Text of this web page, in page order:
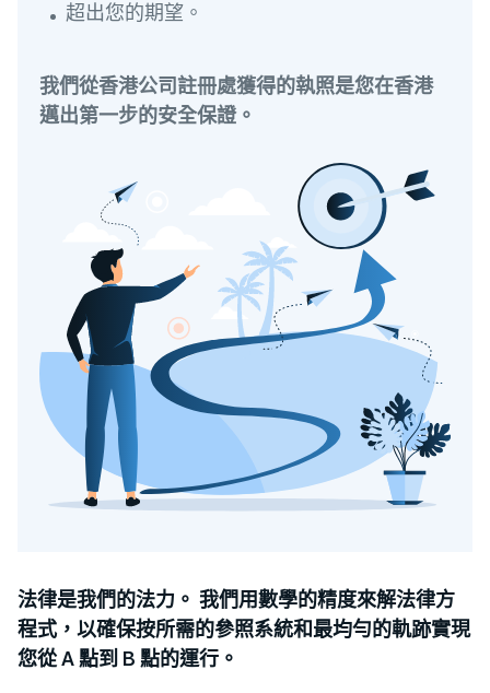
超出您的期望。
我們從香港公司註冊處獲得的執照是您在香港
邁出第一步的安全保證。
法律是我們的法力。 我們用數學的精度來解法律方
程式，以確保按所需的參照系統和最均勻的軌跡實現
您從 A 點到 B 點的運行。